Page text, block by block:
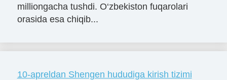
milliongacha tushdi. O‘zbekiston fuqarolari
orasida esa chiqib...
10-apreldan Shengen hududiga kirish tizimi